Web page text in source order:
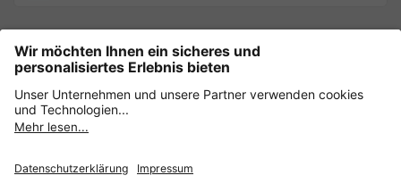
Unsere Zahlungsarten
Sicher einkaufen mit